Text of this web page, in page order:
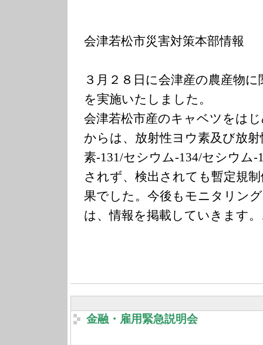
会津若松市災害対策本部情報
３月２８日に会津産の農産物
を実施いたしました。
会津若松市産のキャベツをは
からは、放射性ヨウ素及び放
素-131/セシウム-134/セシウム-
されず、検出されても暫定規
果でした。今後もモニタリン
は、情報を掲載していきます
金融・雇用緊急説明会